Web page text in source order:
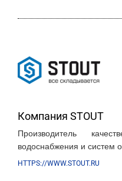
Компания STOUT
Производитель
водоснабжения и систем
HTTPS://WWW.STOUT.RU